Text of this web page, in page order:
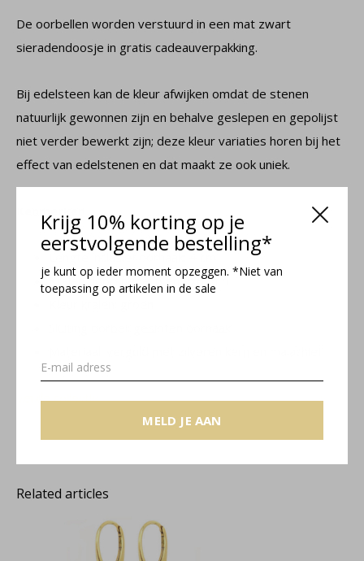
Krijg 10% korting op je
eerstvolgende bestelling*
je kunt op ieder moment opzeggen. *Niet van
toepassing op artikelen in de sale
MELD JE AAN
De oorbellen worden verstuurd in een mat zwart
sieradendoosje in gratis cadeauverpakking.
Bij edelsteen kan de kleur afwijken omdat de stenen
natuurlijk gewonnen zijn en behalve geslepen en gepolijst
niet verder bewerkt zijn; deze kleur variaties horen bij het
effect van edelstenen en dat maakt ze ook uniek.
Lengte inclusief oorhaak: 4 cm
Kralen doorsnede: 6 en 9x6 mm
Verde collectie
Related articles